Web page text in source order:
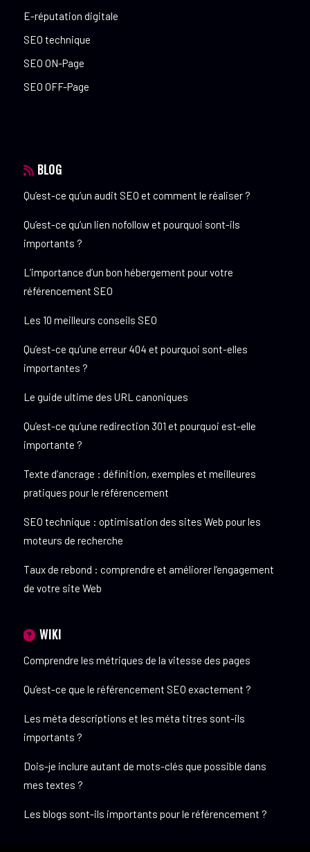
E-réputation digitale
SEO technique
SEO ON-Page
SEO OFF-Page
BLOG
Qu’est-ce qu’un audit SEO et comment le réaliser ?
Qu’est-ce qu’un lien nofollow et pourquoi sont-ils
importants ?
L’importance d’un bon hébergement pour votre
référencement SEO
Les 10 meilleurs conseils SEO
Qu’est-ce qu’une erreur 404 et pourquoi sont-elles
importantes ?
Le guide ultime des URL canoniques
Qu’est-ce qu’une redirection 301 et pourquoi est-elle
importante ?
Texte d’ancrage : définition, exemples et meilleures
pratiques pour le référencement
SEO technique : optimisation des sites Web pour les
moteurs de recherche
Taux de rebond : comprendre et améliorer l’engagement
de votre site Web
WIKI
Comprendre les métriques de la vitesse des pages
Qu’est-ce que le référencement SEO exactement ?
Les méta descriptions et les méta titres sont-ils
importants ?
Dois-je inclure autant de mots-clés que possible dans
mes textes ?
Les blogs sont-ils importants pour le référencement ?